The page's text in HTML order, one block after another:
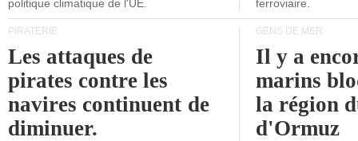
politique climatique de l'UE.
ferroviaire.
PIRATERIE
Les attaques de
pirates contre les
navires continuent de
diminuer.
GENS DE MER
Il y a
marins
la région
d'Ormuz